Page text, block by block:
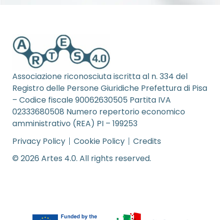
Associazione riconosciuta iscritta al n. 334 del
Registro delle Persone Giuridiche Prefettura di Pisa
– Codice fiscale 90062630505 Partita IVA
02333680508 Numero repertorio economico
amministrativo (REA) PI – 199253
Privacy Policy
Cookie Policy
Credits
© 2026 Artes 4.0. All rights reserved.